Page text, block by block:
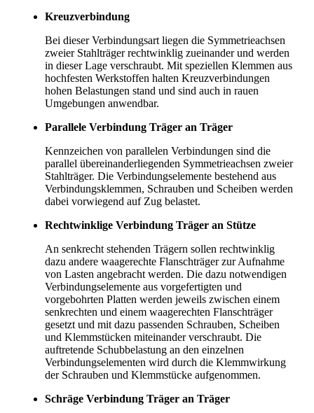
Kreuzverbindung
Bei dieser Verbindungsart liegen die Symmetrieachsen
zweier Stahlträger rechtwinklig zueinander und werden
in dieser Lage verschraubt. Mit speziellen Klemmen aus
hochfesten Werkstoffen halten Kreuzverbindungen
hohen Belastungen stand und sind auch in rauen
Umgebungen anwendbar.
Parallele Verbindung Träger an Träger
Kennzeichen von parallelen Verbindungen sind die
parallel übereinanderliegenden Symmetrieachsen zweier
Stahlträger. Die Verbindungselemente bestehend aus
Verbindungsklemmen, Schrauben und Scheiben werden
dabei vorwiegend auf Zug belastet.
Rechtwinklige Verbindung Träger an Stütze
An senkrecht stehenden Trägern sollen rechtwinklig
dazu andere waagerechte Flanschträger zur Aufnahme
von Lasten angebracht werden. Die dazu notwendigen
Verbindungselemente aus vorgefertigten und
vorgebohrten Platten werden jeweils zwischen einem
senkrechten und einem waagerechten Flanschträger
gesetzt und mit dazu passenden Schrauben, Scheiben
und Klemmstücken miteinander verschraubt. Die
auftretende Schubbelastung an den einzelnen
Verbindungselementen wird durch die Klemmwirkung
der Schrauben und Klemmstücke aufgenommen.
Schräge Verbindung Träger an Träger